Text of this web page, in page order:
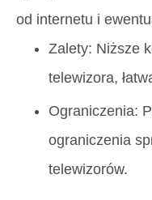
od internetu i
Zalety: Niższe
telewizora,
Ograniczenia:
ograniczenia
telewizorów.